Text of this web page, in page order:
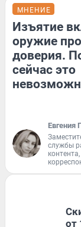
МНЕНИЕ
Изъятие
оружие
доверия.
сейчас это
Евгения
службы
от